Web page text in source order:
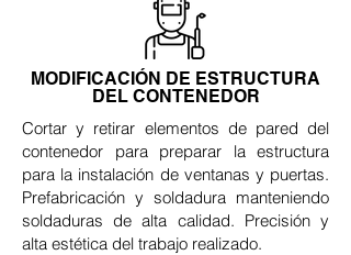
MODIFICACIÓN DE ESTRUCTURA
DEL CONTENEDOR
Cortar y retirar elementos de pared del
contenedor para preparar la estructura
para la instalación de ventanas y puertas.
Prefabricación y soldadura manteniendo
soldaduras de alta calidad. Precisión y
alta estética del trabajo realizado.